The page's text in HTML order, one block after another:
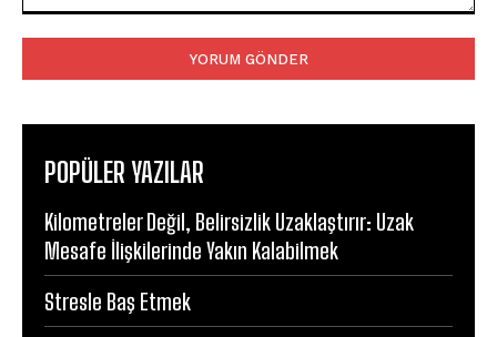
POPÜLER YAZILAR
Kilometreler Değil, Belirsizlik Uzaklaştırır: Uzak
Mesafe İlişkilerinde Yakın Kalabilmek
Stresle Baş Etmek